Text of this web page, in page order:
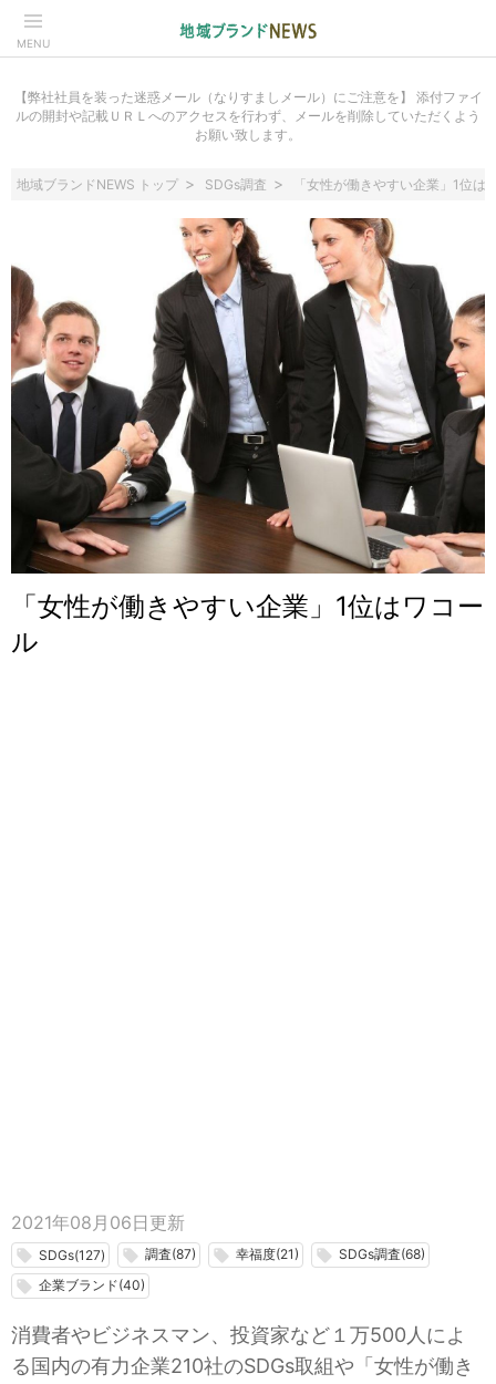
MENU
【弊社社員を装った迷惑メール（なりすましメール）にご注意を】 添付ファイ
ルの開封や記載ＵＲＬへのアクセスを行わず、メールを削除していただくよう
お願い致します。
地域ブランドNEWS トップ SDGs調査 「女性が働きやすい企業」1位は
「女性が働きやすい企業」1位はワコー
ル
2021年08月06日 更新
local_offer SDGs(127) local_offer 調査(87) local_offer 幸福度(21) local_offer SDGs調査(68)
local_offer 企業ブランド(40)
消費者やビジネスマン、投資家など１万500人によ
る国内の有力企業210社のSDGs取組や「女性が働き